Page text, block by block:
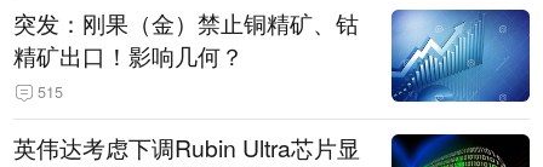
突发：刚果（金）禁止铜精矿、钴
精矿出口！影响几何？
515
英伟达考虑下调Rubin Ultra芯片显